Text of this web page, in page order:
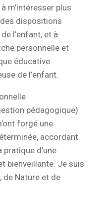
m’intéresser plus
dispositions
l’enfant, et à
personnelle et
éducative
de l’enfant.
pédagogique)
forgé une
accordant
d’une
bienveillante. Je suis
de Nature et de